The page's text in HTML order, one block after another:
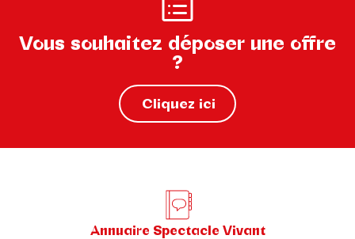
Vous souhaitez déposer une offre
?
Cliquez ici
Annuaire Spectacle Vivant